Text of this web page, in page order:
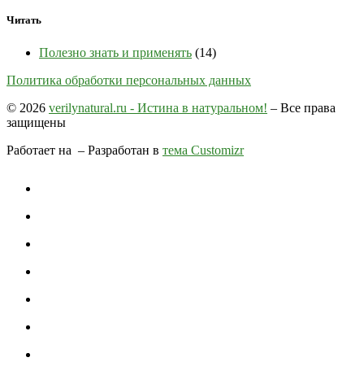
Читать
Полезно знать и применять (14)
Политика обработки персональных данных
© 2026 verilynatural.ru - Истина в натуральном! – Все права
защищены
Работает на – Разработан в тема Customizr